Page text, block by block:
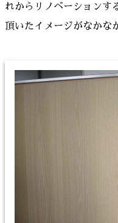
れからリノベーションす
頂いたイメージがなかな